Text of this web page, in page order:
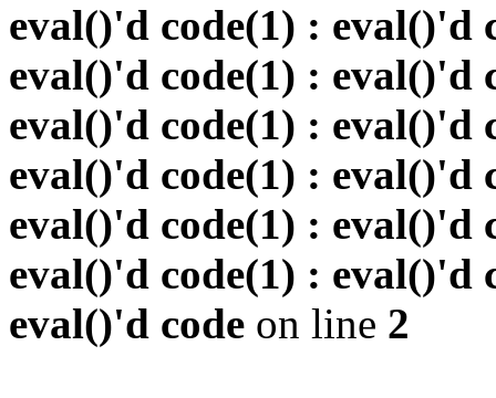
eval()'d code(1) : eval()'d
eval()'d code(1) : eval()'d
eval()'d code(1) : eval()'d
eval()'d code(1) : eval()'d
eval()'d code(1) : eval()'d
eval()'d code(1) : eval()'d
eval()'d code on line 2